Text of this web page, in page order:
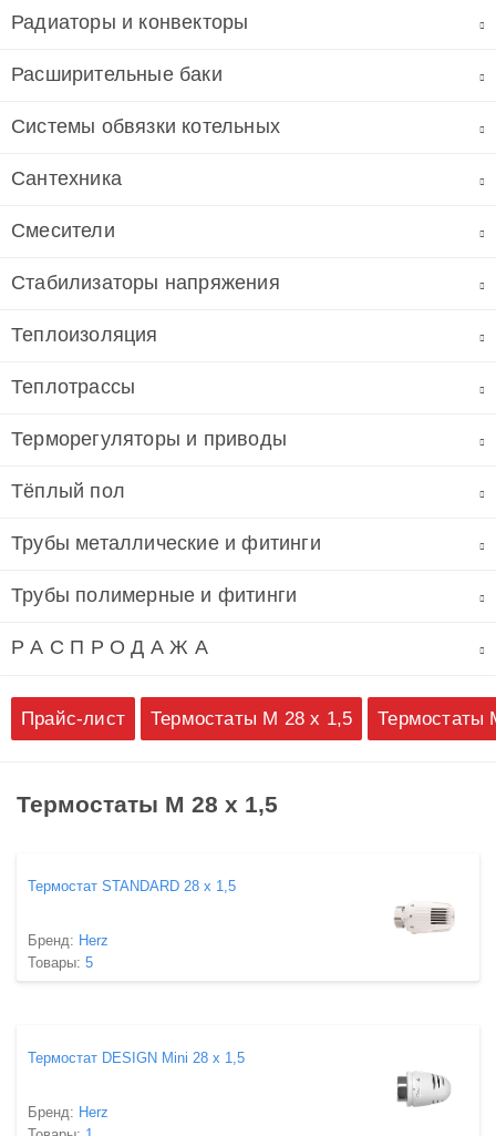
Прайс-лист Термостаты М 28 х 1,5 Термостаты
Радиаторы и конвекторы
Расширительные баки
Системы обвязки котельных
Сантехника
Смесители
Стабилизаторы напряжения
Теплоизоляция
Теплотрассы
Терморегуляторы и приводы
Тёплый пол
Трубы металлические и фитинги
Трубы полимерные и фитинги
Р А С П Р О Д А Ж А
Термостаты М 28 х 1,5
Термостат STANDARD 28 х 1,5
Бренд: Herz
Товары: 5
Термостат DESIGN Mini 28 х 1,5
Бренд: Herz